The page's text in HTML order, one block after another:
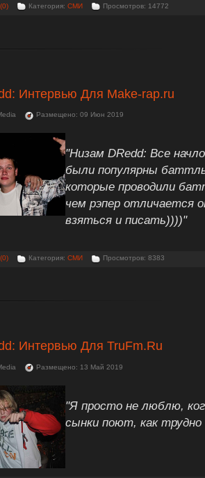
(0) Категория: СМИ Просмотров: 14772
Интервью Для Make-rap.ru
Размещено: 09 Июн 2019
"Низам DRedd: Все
были популярны
которые проводили
чем рэпер отличается
взяться и писать))))"
(0) Категория: СМИ Просмотров: 8383
Интервью Для TruFm.Ru
Размещено: 13 Май 2019
"Я просто не люблю,
сынки поют, как трудно